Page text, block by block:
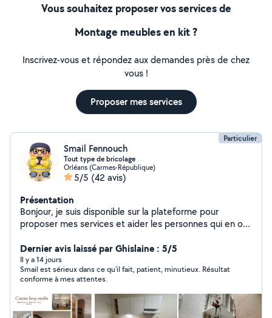
Vous souhaitez proposer vos services de
Montage meubles en kit ?
Inscrivez-vous et répondez aux demandes près de chez
vous !
Proposer mes services
Particulier
Smail Fennouch
Tout type de bricolage
Orléans (Carmes-République)
5/5 (42 avis)
Présentation
Bonjour, je suis disponible sur la plateforme pour
proposer mes services et aider les personnes qui en ont
fournir un travail de qualité et à instaurer une relation de
confiance avec vous
Dernier avis laissé par Ghislaine : 5/5
Il y a 14 jours
Smail est sérieux dans ce qu'il fait, patient, minutieux. Résultat
conforme à mes attentes.